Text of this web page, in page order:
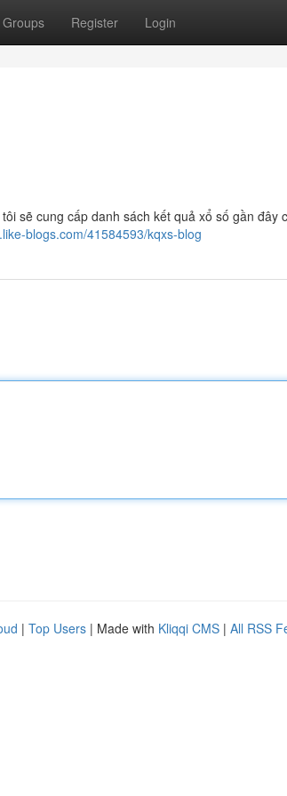
Groups Register Login
sẽ cung cấp danh sách kết quả xổ số gần đây
blogs.com/41584593/kqxs-blog
| Top Users | Made with Kliqqi CMS | All RSS